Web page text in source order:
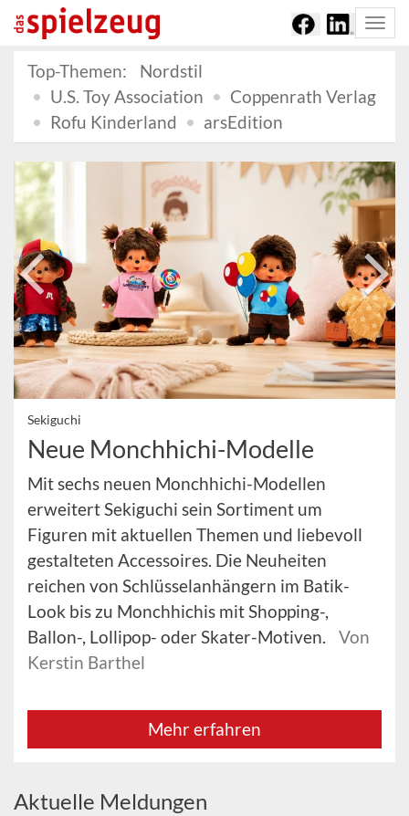
Top-Themen:
Nordstil
U.S. Toy Association
Coppenrath Verlag
Rofu Kinderland
arsEdition
Sekiguchi
Neue Monchhichi-Modelle
Mit sechs neuen Monchhichi-Modellen
erweitert Sekiguchi sein Sortiment um
Figuren mit aktuellen Themen und liebevoll
gestalteten Accessoires. Die Neuheiten
reichen von Schlüsselanhängern im Batik-
Look bis zu Monchhichis mit Shopping-,
Ballon-, Lollipop- oder Skater-Motiven.
Von
Kerstin Barthel
Mehr erfahren
Aktuelle Meldungen